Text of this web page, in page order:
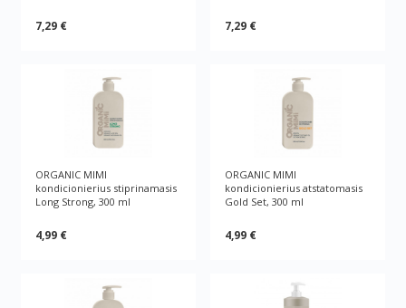
7,29 € 7,29 €
ORGANIC MIMI
kondicionierius stiprinamasis
Long Strong, 300 ml
4,99 €
ORGANIC MIMI
kondicionierius atstatomasis
Gold Set, 300 ml
4,99 €